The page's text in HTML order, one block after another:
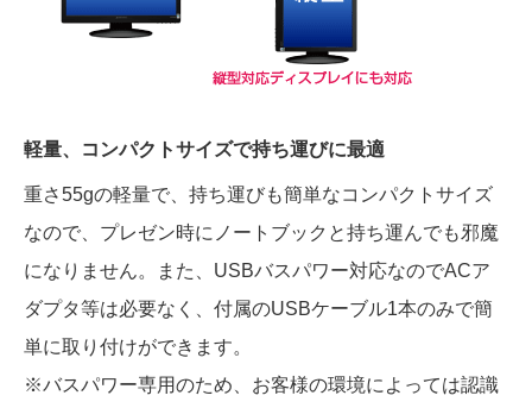
軽量、コンパクトサイズで持ち運びに最適
重さ55gの軽量で、持ち運びも簡単なコンパクトサイズ
なので、プレゼン時にノートブックと持ち運んでも邪魔
になりません。また、USBバスパワー対応なのでACア
ダプタ等は必要なく、付属のUSBケーブル1本のみで簡
単に取り付けができます。
※バスパワー専用のため、お客様の環境によっては認識